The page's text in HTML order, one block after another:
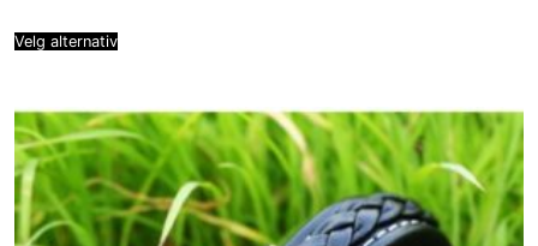
Velg alternativ